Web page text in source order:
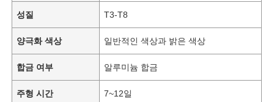
성질 T3-T8
양극화 색상 일반적인 색상과 밝은 색상
합금 여부 알루미늄 합금
주형 시간 7~12일